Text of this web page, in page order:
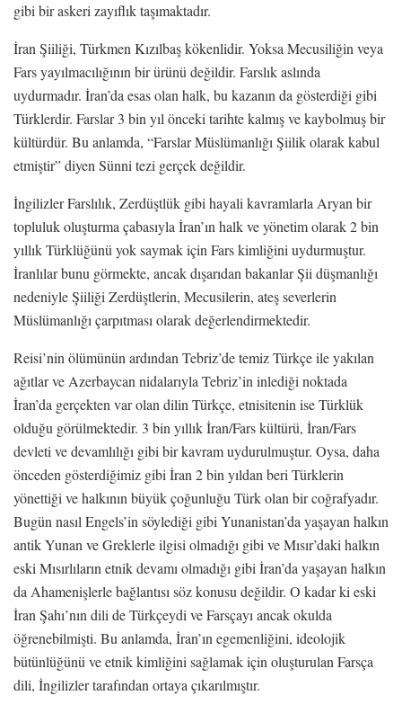
gibi bir askeri zayıflık taşımaktadır.
İran Şiiliği, Türkmen Kızılbaş kökenlidir. Yoksa Mecusiliğin veya
Fars yayılmacılığının bir ürünü değildir. Farslık aslında
uydurmadır. İran’da esas olan halk, bu kazanın da gösterdiği gibi
Türklerdir. Farslar 3 bin yıl önceki tarihte kalmış ve kaybolmuş bir
kültürdür. Bu anlamda, “Farslar Müslümanlığı Şiilik olarak kabul
etmiştir” diyen Sünni tezi gerçek değildir.
İngilizler Farslılık, Zerdüştlük gibi hayali kavramlarla Aryan bir
topluluk oluşturma çabasıyla İran’ın halk ve yönetim olarak 2 bin
yıllık Türklüğünü yok saymak için Fars kimliğini uydurmuştur.
İranlılar bunu görmekte, ancak dışarıdan bakanlar Şii düşmanlığı
nedeniyle Şiiliği Zerdüştlerin, Mecusilerin, ateş severlerin
Müslümanlığı çarpıtması olarak değerlendirmektedir.
Reisi’nin ölümünün ardından Tebriz’de temiz Türkçe ile yakılan
ağıtlar ve Azerbaycan nidalarıyla Tebriz’in inlediği noktada
İran’da gerçekten var olan dilin Türkçe, etnisitenin ise Türklük
olduğu görülmektedir. 3 bin yıllık İran/Fars kültürü, İran/Fars
devleti ve devamlılığı gibi bir kavram uydurulmuştur. Oysa, daha
önceden gösterdiğimiz gibi İran 2 bin yıldan beri Türklerin
yönettiği ve halkının büyük çoğunluğu Türk olan bir coğrafyadır.
Bugün nasıl Engels’in söylediği gibi Yunanistan’da yaşayan halkın
antik Yunan ve Greklerle ilgisi olmadığı gibi ve Mısır’daki halkın
eski Mısırlıların etnik devamı olmadığı gibi İran’da yaşayan halkın
da Ahamenişlerle bağlantısı söz konusu değildir. O kadar ki eski
İran Şahı’nın dili de Türkçeydi ve Farsçayı ancak okulda
öğrenebilmişti. Bu anlamda, İran’ın egemenliğini, ideolojik
bütünlüğünü ve etnik kimliğini sağlamak için oluşturulan Farsça
dili, İngilizler tarafından ortaya çıkarılmıştır.